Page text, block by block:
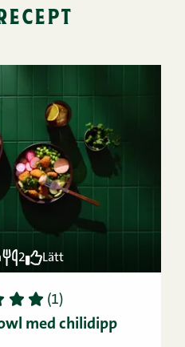
2 Lätt
4 5 (1)
med chilidipp